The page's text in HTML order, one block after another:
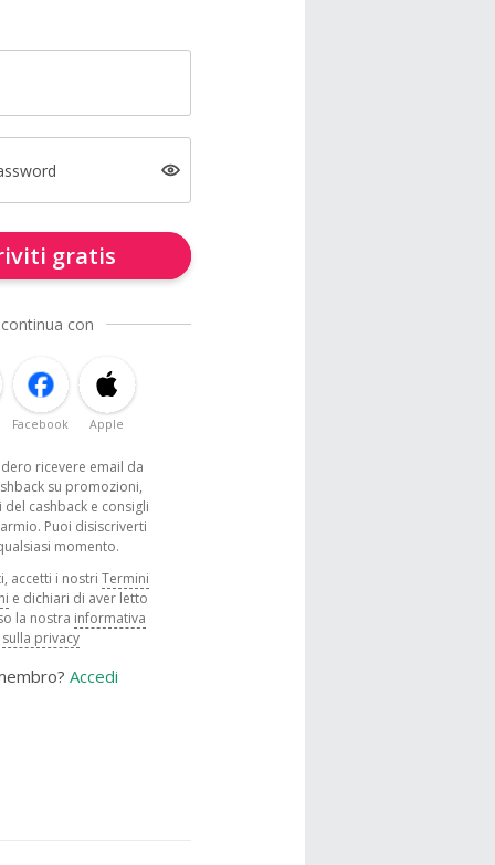
gratis
con
Facebook Apple
ricevere email da
su promozioni,
del cashback e consigli
Puoi disiscriverti
momento.
accetti i nostri Termini
e dichiari di aver letto
la nostra informativa
sulla privacy
Accedi